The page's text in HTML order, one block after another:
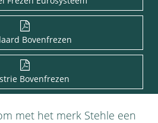
Bovenfrezen
Bovenfrezen
met het merk Stehle een